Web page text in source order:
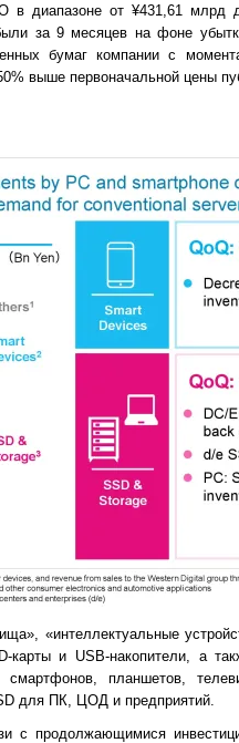
в диапазоне от ¥431,61
за 9 месяцев на фоне
бумаг компании с
выше первоначальной цены
«интеллектуальные
карты и USB-накопители, а
планшетов,
для ПК, ЦОД и предприятий.
с продолжающимися